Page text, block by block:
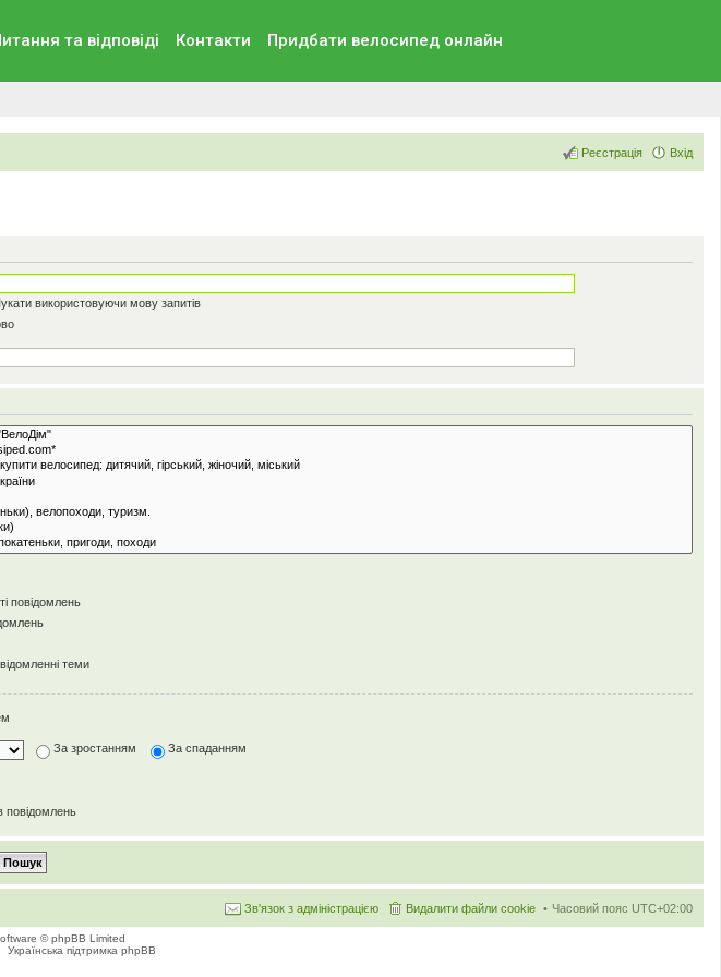
та вiдповiдi Контакти Придбати велосипед онлайн
Вхід
Реєстрація
використовуючи мову запитів
повідомлень
теми
За зростанням За спаданням
повідомлень
Часовий пояс UTC+02:00
Видалити файли cookie
Зв'язок з адміністрацією
© phpBB Limited
Українська підтримка phpBB